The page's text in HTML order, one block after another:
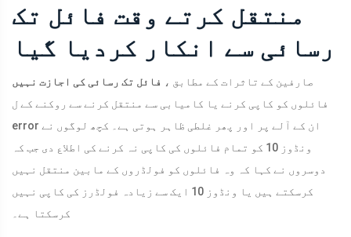
منتقل کرتے وقت فائل تک
رسائی سے انکار کردیا گیا
صارفین کے تاثرات کے مطابق ، فائل تک رسائی کی اجازت نہیں
فائلوں کو کاپی کرنے یا کامیابی سے منتقل کرنے سے روکنے کے ل
error ان کے آلے پر اور پھر غلطی ظاہر ہوتی ہے۔ کچھ لوگوں نے
ونڈوز 10 کو تمام فائلوں کی کاپی نہ کرنے کی اطلاع دی جب کہ
دوسروں نے کہا کہ وہ فائلوں کو فولڈروں کے مابین منتقل نہیں
کرسکتے ہیں یا ونڈوز 10 ایک سے زیادہ فولڈرز کی کاپی نہیں
کرسکتا ہے۔